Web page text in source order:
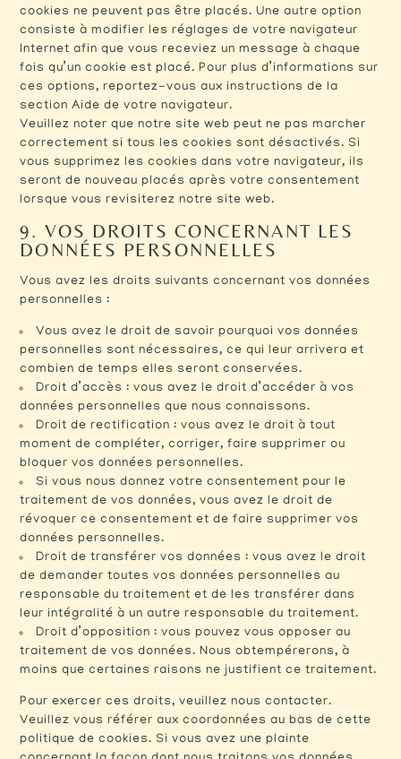
cookies ne peuvent pas être placés. Une autre option
consiste à modifier les réglages de votre navigateur
Internet afin que vous receviez un message à chaque
fois qu’un cookie est placé. Pour plus d’informations sur
ces options, reportez-vous aux instructions de la
section Aide de votre navigateur.
Veuillez noter que notre site web peut ne pas marcher
correctement si tous les cookies sont désactivés. Si
vous supprimez les cookies dans votre navigateur, ils
seront de nouveau placés après votre consentement
lorsque vous revisiterez notre site web.
9. VOS DROITS CONCERNANT LES
DONNÉES PERSONNELLES
Vous avez les droits suivants concernant vos données
personnelles :
Vous avez le droit de savoir pourquoi vos données
personnelles sont nécessaires, ce qui leur arrivera et
combien de temps elles seront conservées.
Droit d’accès : vous avez le droit d’accéder à vos
données personnelles que nous connaissons.
Droit de rectification : vous avez le droit à tout
moment de compléter, corriger, faire supprimer ou
bloquer vos données personnelles.
Si vous nous donnez votre consentement pour le
traitement de vos données, vous avez le droit de
révoquer ce consentement et de faire supprimer vos
données personnelles.
Droit de transférer vos données : vous avez le droit
de demander toutes vos données personnelles au
responsable du traitement et de les transférer dans
leur intégralité à un autre responsable du traitement.
Droit d’opposition : vous pouvez vous opposer au
traitement de vos données. Nous obtempérerons, à
moins que certaines raisons ne justifient ce traitement.
Pour exercer ces droits, veuillez nous contacter.
Veuillez vous référer aux coordonnées au bas de cette
politique de cookies. Si vous avez une plainte